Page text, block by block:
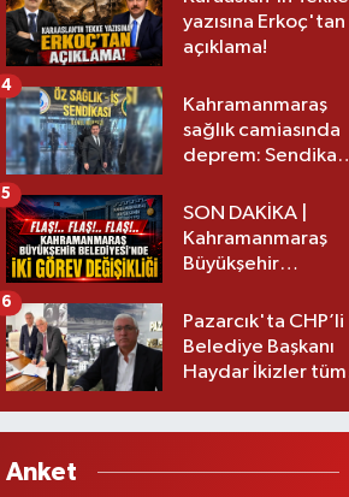
yazısına Erkoç'tan
açıklama!
Kahramanmaraş
sağlık camiasında
deprem: Sendika
4
SON DAKİKA |
Kahramanmaraş
Büyükşehir
görev değişikliği!
5
Pazarcık'ta CHP’li
Belediye Başkanı
Haydar İkizler tüm
6
Anket